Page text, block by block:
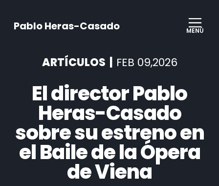
Pablo Heras-Casado MENÚ
ARTÍCULOS | FEB 09,2026
El director Pablo
Heras-Casado
sobre su estreno en
el Baile de la Ópera
de Viena